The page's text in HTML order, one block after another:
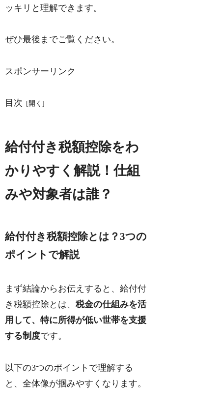
ッキリと理解できます。
ぜひ最後までご覧ください。
スポンサーリンク
目次
給付付き税額控除をわ
かりやすく解説！仕組
みや対象者は誰？
給付付き税額控除とは？3つの
ポイントで解説
まず結論からお伝えすると、給付付
き税額控除とは、税金の仕組みを活
用して、特に所得が低い世帯を支援
する制度です。
以下の3つのポイントで理解する
と、全体像が掴みやすくなります。